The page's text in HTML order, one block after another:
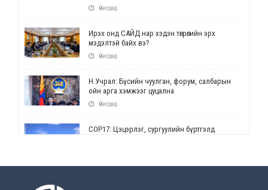
Өчигдөр
Ирэх онд САЙД нар хэдэн төгрөгийн эрх
мэдэлтэй байх вэ?
Өчигдөр
Н.Учрал: Бүсийн чуулган, форум, салбарын
ойн арга хэмжээг цуцална
Өчигдөр
СОР17: Цэцэрлэг, сургуулийн бүртгэлд